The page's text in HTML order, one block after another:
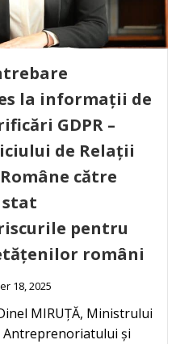
la informații de
GDPR –
de Relații
către
stat
pentru
români
18, 2025
MIRUȚĂ, Ministrului
Antreprenoriatului și